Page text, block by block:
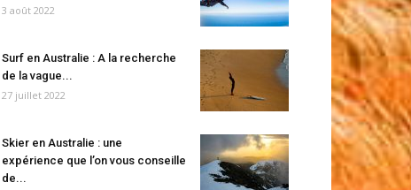
3 août 2022
Surf en Australie : A la recherche
de la vague...
27 juillet 2022
Skier en Australie : une
expérience que l’on vous conseille
de...